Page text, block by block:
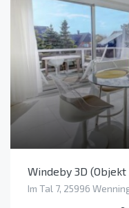
Windeby 3D (Objekt
Im Tal 7, 25996